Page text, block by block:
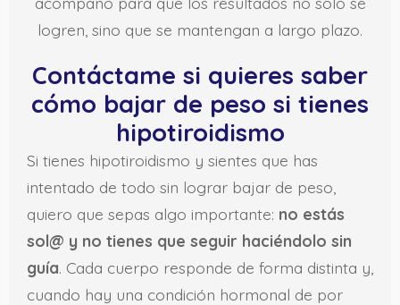
logren, sino que se mantengan a largo plazo.
Contáctame si quieres saber
cómo bajar de peso si tienes
hipotiroidismo
Si tienes hipotiroidismo y sientes que has
intentado de todo sin lograr bajar de peso,
quiero que sepas algo importante: no estás
sol@ y no tienes que seguir haciéndolo sin
guía. Cada cuerpo responde de forma distinta y,
cuando hay una condición hormonal de por